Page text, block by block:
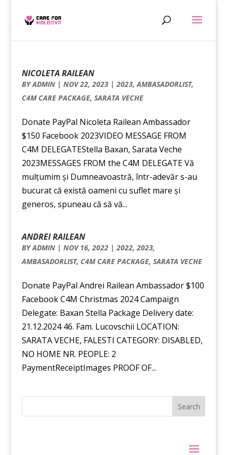
NICOLETA RAILEAN
BYADMIN| NOV 22, 2023|2023,AMBASADORLIST,
C4M CARE PACKAGE, SARATA VECHE
Donate PayPal Nicoleta Railean Ambassador
$150 Facebook 2023VIDEO MESSAGE FROM
C4M DELEGATEStella Baxan, Sarata Veche
2023MESSAGES FROM the C4M DELEGATE Vă
mulțumim și Dumneavoastră, într-adevăr s-au
bucurat că există oameni cu suflet mare și
generos, spuneau că să vă...
ANDREI RAILEAN
BYADMIN| NOV 16, 2022|2022,2023,
AMBASADORLIST, C4M CARE PACKAGE, SARATA VECHE
Donate PayPal Andrei Railean Ambassador $100
Facebook C4M Christmas 2024 Campaign
Delegate: Baxan Stella Package Delivery date:
21.12.2024 46. Fam. Lucovschii LOCATION:
SARATA VECHE, FALESTI CATEGORY: DISABLED,
NO HOME NR. PEOPLE: 2
PaymentReceiptImages PROOF OF...
Search